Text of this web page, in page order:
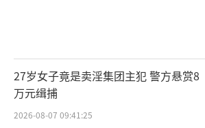
27岁女子竟是卖淫集团主犯 警方悬赏8
万元缉捕
2026-08-07 09:41:25